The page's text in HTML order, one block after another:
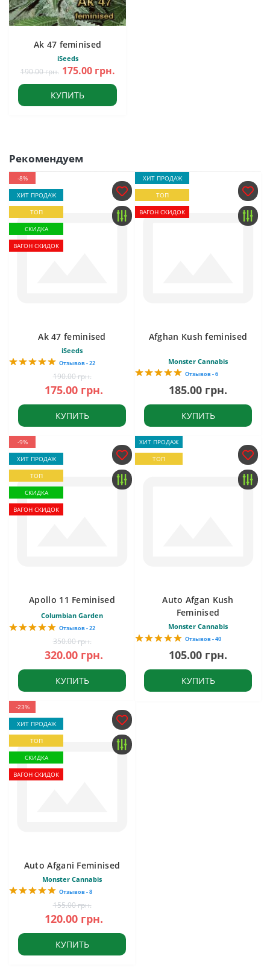
Ak 47 feminised
iSeeds
190.00 грн. 175.00 грн.
КУПИТЬ
Рекомендуем
-8%
ХИТ ПРОДАЖ
ТОП
СКИДКА
ВАГОН СКИДОК
Ak 47 feminised
iSeeds
Отзывов - 22
190.00 грн.
175.00 грн.
КУПИТЬ
ХИТ ПРОДАЖ
ТОП
ВАГОН СКИДОК
Afghan Kush feminised
Monster Cannabis
Отзывов - 6
185.00 грн.
КУПИТЬ
-9%
ХИТ ПРОДАЖ
ТОП
СКИДКА
ВАГОН СКИДОК
Apollo 11 Feminised
Columbian Garden
Отзывов - 22
350.00 грн.
320.00 грн.
КУПИТЬ
ХИТ ПРОДАЖ
ТОП
Auto Afgan Kush
Feminised
Monster Cannabis
Отзывов - 40
105.00 грн.
КУПИТЬ
-23%
ХИТ ПРОДАЖ
ТОП
СКИДКА
ВАГОН СКИДОК
Auto Afgani Feminised
Monster Cannabis
Отзывов - 8
155.00 грн.
120.00 грн.
КУПИТЬ